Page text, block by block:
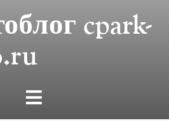
cpark-